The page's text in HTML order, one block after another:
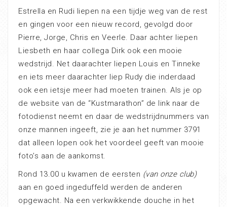
Estrella en Rudi liepen na een tijdje weg van de rest
en gingen voor een nieuw record, gevolgd door
Pierre, Jorge, Chris en Veerle. Daar achter liepen
Liesbeth en haar collega Dirk ook een mooie
wedstrijd. Net daarachter liepen Louis en Tinneke
en iets meer daarachter liep Rudy die inderdaad
ook een ietsje meer had moeten trainen. Als je op
de website van de “Kustmarathon” de link naar de
fotodienst neemt en daar de wedstrijdnummers van
onze mannen ingeeft, zie je aan het nummer 3791
dat alleen lopen ook het voordeel geeft van mooie
foto’s aan de aankomst.
Rond 13.00 u kwamen de eersten (van onze club)
aan en goed ingeduffeld werden de anderen
opgewacht. Na een verkwikkende douche in het